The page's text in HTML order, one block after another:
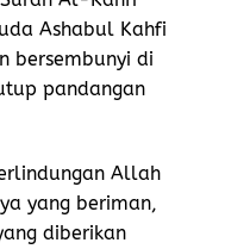
Ashabul Kahfi
bersembunyi di
pandangan
Allah
yang beriman,
diberikan